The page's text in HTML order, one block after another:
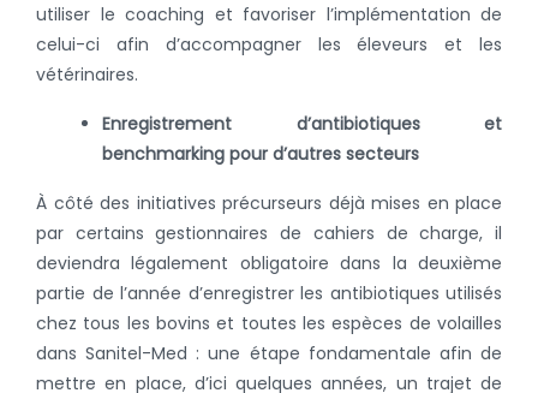
utiliser le coaching et favoriser l’implémentation de
celui-ci afin d’accompagner les éleveurs et les
vétérinaires.
Enregistrement d’antibiotiques et
benchmarking pour d’autres secteurs
À côté des initiatives précurseurs déjà mises en place
par certains gestionnaires de cahiers de charge, il
deviendra légalement obligatoire dans la deuxième
partie de l’année d’enregistrer les antibiotiques utilisés
chez tous les bovins et toutes les espèces de volailles
dans Sanitel-Med : une étape fondamentale afin de
mettre en place, d’ici quelques années, un trajet de